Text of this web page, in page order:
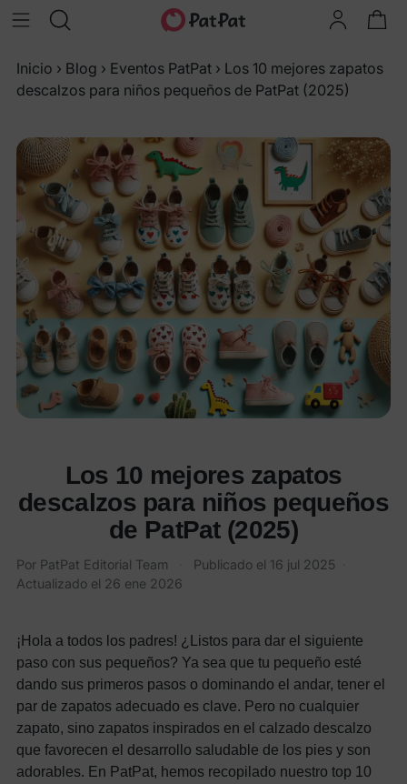
Inicio › Blog › Eventos PatPat › Los 10 mejores zapatos
descalzos para niños pequeños de PatPat (2025)
Los 10 mejores zapatos
descalzos para niños pequeños
de PatPat (2025)
Por PatPat Editorial Team Publicado el 16 jul 2025
Actualizado el 26 ene 2026
¡Hola a todos los padres! ¿Listos para dar el siguiente
paso con sus pequeños? Ya sea que tu pequeño esté
dando sus primeros pasos o dominando el andar, tener el
par de zapatos adecuado es clave. Pero no cualquier
zapato, sino zapatos inspirados en el calzado descalzo
que favorecen el desarrollo saludable de los pies y son
adorables. En PatPat, hemos recopilado nuestro top 10